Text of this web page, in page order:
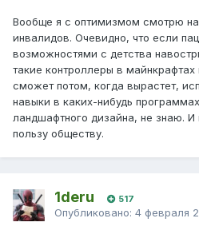
Вообще я с оптимизмом смотрю
инвалидов. Очевидно, что если
возможностями с детства
такие контроллеры в майнкрафтах
сможет потом, когда вырастет,
навыки в каких-нибудь
ландшафтного дизайна, не знаю. И
пользу обществу.
1deru 517
Опубликовано: 4 февраля